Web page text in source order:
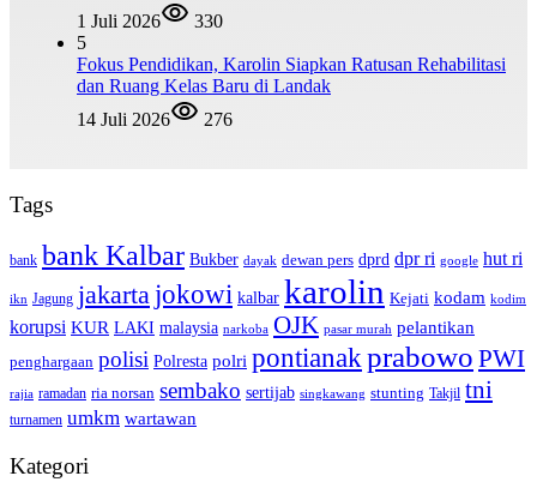
1 Juli 2026
330
5
Fokus Pendidikan, Karolin Siapkan Ratusan Rehabilitasi
dan Ruang Kelas Baru di Landak
14 Juli 2026
276
Tags
bank bank Kalbar Bukber dayak dewan pers dprd dpr ri google hut ri
ikn Jagung jakarta jokowi kalbar karolin Kejati kodam kodim
korupsi KUR LAKI malaysia narkoba OJK pasar murah pelantikan
penghargaan polisi Polresta polri pontianakprabowo PWI
rajia ramadan ria norsan sembako sertijab singkawang stunting Takjil tni
turnamen umkm wartawan
Kategori